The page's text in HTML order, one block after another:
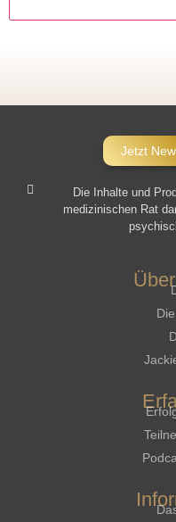
Jetzt
Die Inhalte und
medizinischen Rat